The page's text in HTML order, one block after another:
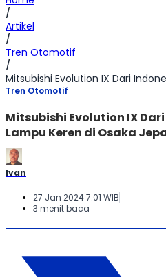
/
Artikel
/
Tren Otomotif
/
Tren Otomotif
Mitsubishi Evolution IX
Lampu Keren di Osaka
Ivan
27 Jan 2024 7:01 WIB
3 menit baca